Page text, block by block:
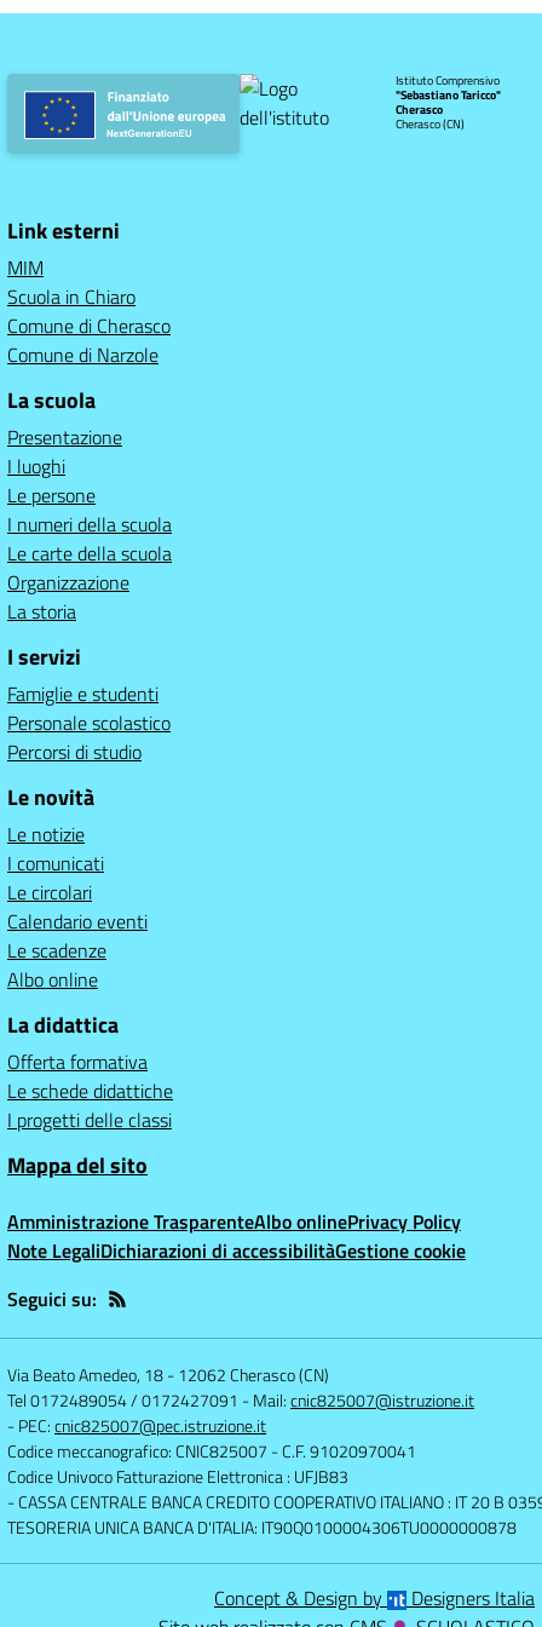
Istituto Comprensivo
"Sebastiano Taricco"
Cherasco
Cherasco (CN)
Link esterni
MIM
Scuola in Chiaro
Comune di Cherasco
Comune di Narzole
La scuola
Presentazione
I luoghi
Le persone
I numeri della scuola
Le carte della scuola
Organizzazione
La storia
I servizi
Famiglie e studenti
Personale scolastico
Percorsi di studio
Le novità
Le notizie
I comunicati
Le circolari
Calendario eventi
Le scadenze
Albo online
La didattica
Offerta formativa
Le schede didattiche
I progetti delle classi
Mappa del sito
Amministrazione TrasparenteAlbo onlinePrivacy Policy
Note LegaliDichiarazioni di accessibilitàGestione cookie
Seguici su:
Via Beato Amedeo, 18-12062 Cherasco (CN)
Tel 0172489054 / 0172427091 - Mail:cnic825007@istruzione.it
- PEC:cnic825007@pec.istruzione.it
Codice meccanografico: CNIC825007 - C.F. 91020970041
Codice Univoco Fatturazione Elettronica : UFJB83
- CASSA CENTRALE BANCA CREDITO COOPERATIVO ITALIANO : IT 20 B
TESORERIA UNICA BANCA D'ITALIA: IT90Q0100004306TU0000000878
Concept & Design by
Designers Italia